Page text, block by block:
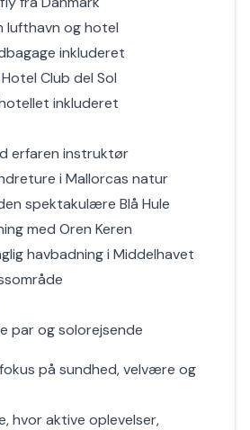
lufthavn og hotel
inkluderet
Club del Sol
inkluderet
erfaren instruktør
i Mallorcas natur
spektakulære Blå Hule
med Oren Keren
havbadning i Middelhavet
par og solorejsende
på sundhed, velvære og
hvor aktive oplevelser,